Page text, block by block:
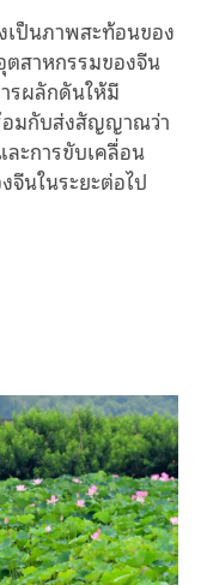
เป็นภาพสะท้อนของ
ตสาหกรรมของจีน
รผลักดันให้มี
อมกับส่งสัญญาณว่า
ละการขับเคลื่อน
นในระยะต่อไป